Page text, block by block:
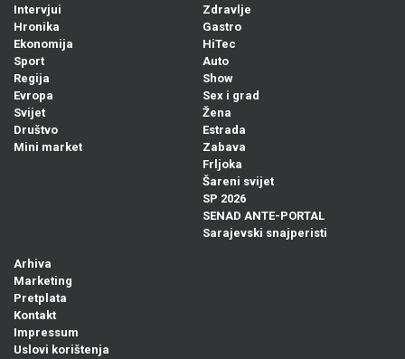
Intervjui
Hronika
Ekonomija
Sport
Regija
Evropa
Svijet
Društvo
Mini market
Zdravlje
Gastro
HiTec
Auto
Show
Sex i grad
Žena
Estrada
Zabava
Frljoka
Šareni svijet
SP 2026
SENAD ANTE-PORTAL
Sarajevski snajperisti
Arhiva
Marketing
Pretplata
Kontakt
Impressum
Uslovi korištenja